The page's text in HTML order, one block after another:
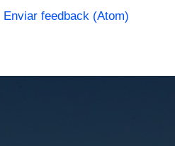
Enviar feedback (Atom)